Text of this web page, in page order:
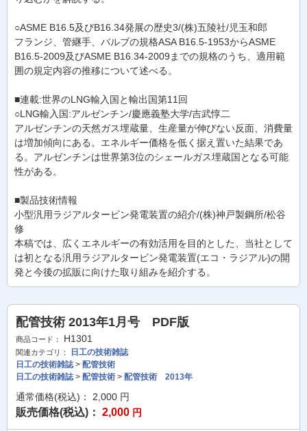
○ASME B16.5及びB16.34発展の歴史3/(株)五陵社/児玉和郎
フランジ、管継手、バルブの規格ASA B16.5-1953からASME
B16.5-2009及びASME B16.34-2009までの規格のうち、適用範
囲の規定内容の推移について述べる。
■連載:世界のLNG輸入国と輸出国第11回
○LNG輸入国:アルゼンチン/慶應義塾大学/吉武惇二
アルゼンチンの天然ガス埋蔵量、生産量が伸びない反面、消費量
は増加傾向にある。エネルギー価格を低く据え置いた結果であ
る。アルゼンチンは世界第3位のシェールガス埋蔵国となる可能
性がある。
■製品技術情報
小型汎用ラジアルタービン発電装置の紹介/(株)神戸製鋼所/松谷
修
本稿では、広くエネルギーの有効活用を目的とした、当社として
は初となる汎用ラジアルタービン発電装置(エコ・ラジアル)の開
発と今後の拡販に向けた取り組みを紹介する。
配管技術 2013年1月号 PDF版
商品コード： H1301
関連カテゴリ：
日工の技術雑誌
日工の技術雑誌> 配管技術
日工の技術雑誌> 配管技術 > 配管技術 2013年
通常価格(税込)： 2,000 円
販売価格(税込)： 2,000 円